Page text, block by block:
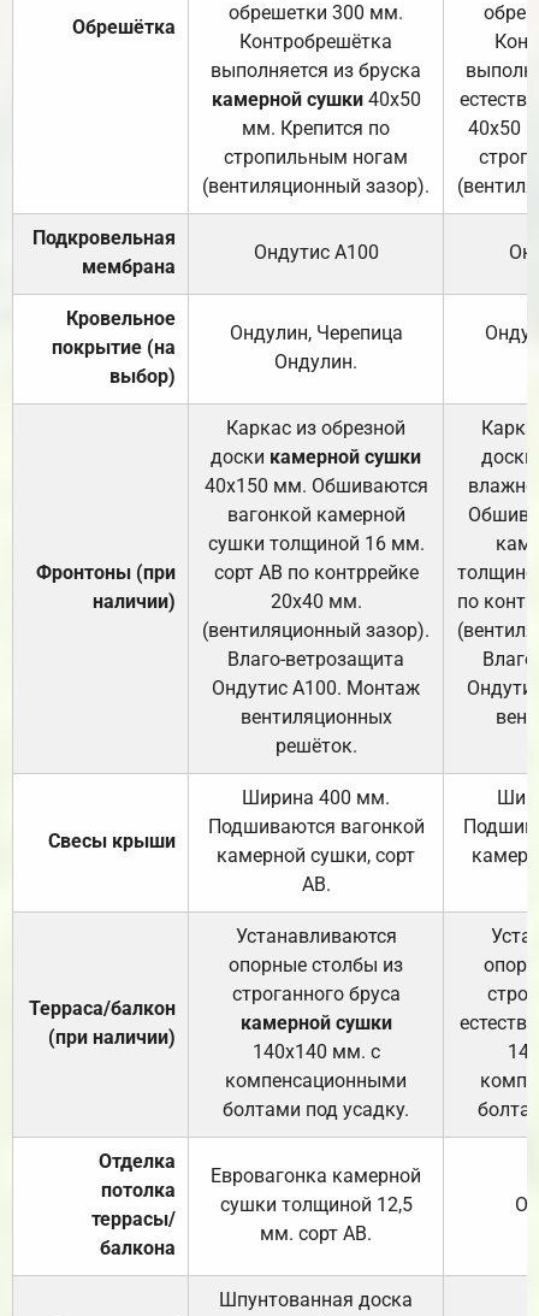
Обрешётка
обрешетки 300 мм.
Контробрешётка
выполняется из бруска
камерной сушки40х50
мм. Крепится по
стропильным ногам
(вентиляционный зазор).
40х50
Подкровельная
мембрана
Ондутис А100
Кровельное
покрытие (на
выбор)
Ондулин, Черепица
Ондулин.
Фронтоны (при
наличии)
Каркас из обрезной
доски камерной сушки
40х150 мм. Обшиваются
вагонкой камерной
сушки толщиной 16 мм.
сорт АВ по контррейке
20х40 мм.
(вентиляционный зазор).
Влаго-ветрозащита
Ондутис А100. Монтаж
вентиляционных
решёток.
доски
по
Свесы крыши
Ширина 400 мм.
Подшиваются вагонкой
камерной сушки, сорт
АВ.
Терраса/балкон
(при наличии)
Устанавливаются
опорные столбы из
строганного бруса
камерной сушки
140х140 мм. с
компенсационными
болтами под усадку.
Отделка
потолка
террасы/
балкона
Евровагонка камерной
сушки толщиной 12,5
мм. сорт АВ.
Шпунтованная доска